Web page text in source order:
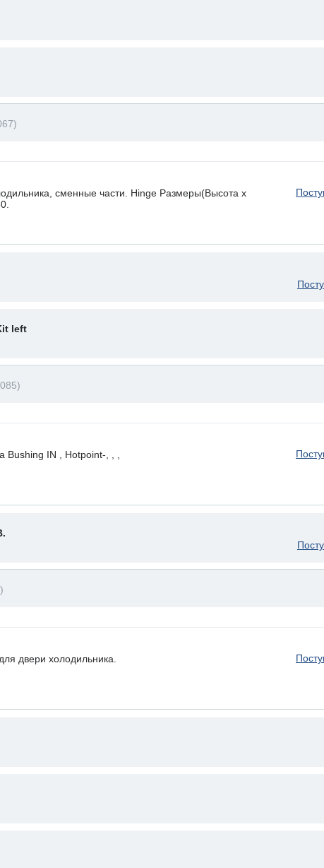
сменные части. Hinge Размеры(Высота х
left
Bushing IN , Hotpoint-, , ,
двери холодильника.